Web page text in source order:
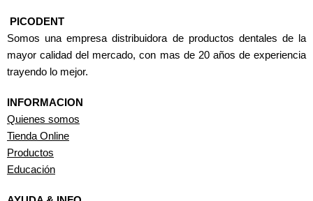
PICODENT
Somos una empresa distribuidora de productos dentales de la
mayor calidad del mercado, con mas de 20 años de experiencia
trayendo lo mejor.
INFORMACION
Quienes somos
Tienda Online
Productos
Educación